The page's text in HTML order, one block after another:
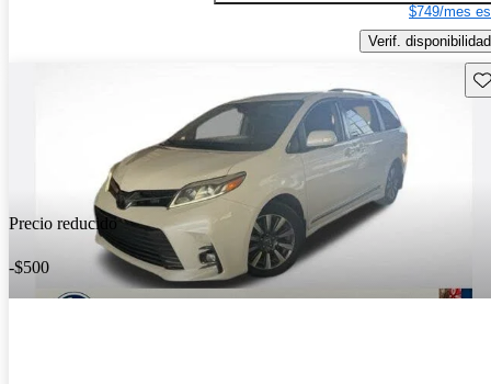
$749/mes
Verif. disponibilidad
Precio reducido
-$500